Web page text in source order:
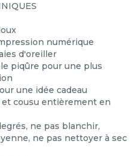
numérique
d'oreiller
piqûre pour une plus
une idée cadeau
et cousu entièrement en
ne pas blanchir,
ne pas nettoyer à sec